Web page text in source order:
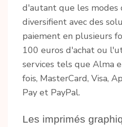
d'autant que les modes
diversifient avec des
paiement en plusieurs
100 euros d'achat ou
services tels que Alma
fois, MasterCard, Visa,
Pay et PayPal.
Les imprimés